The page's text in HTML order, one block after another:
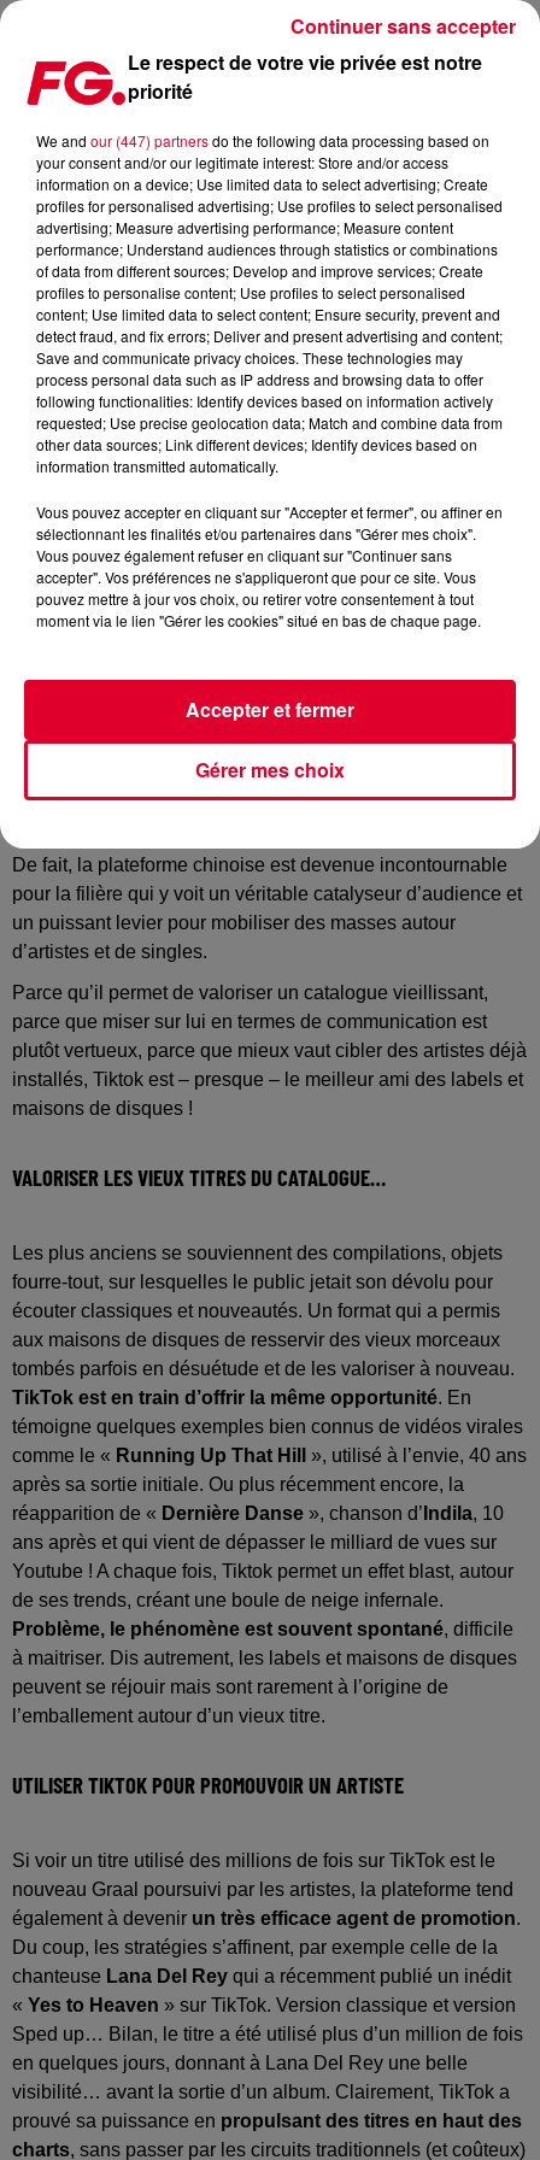
TIKTOK, MEILLEUR AMI DES GÉANTS DE LA MUSIQUE
Publié : 6 juin 2023 à 14h11 par Christophe HUBERT
Image d'illustration
Crédit :@ cottonbro studio
TikTok, meilleur ami des géants de la musique
Disons-le clairement, en 2023, vous avez autant de chances
d’être signés sur un gros label qui boycotte TikTok, que de
De fait, la plateforme chinoise est devenue incontournable
pour la filière qui y voit un véritable catalyseur d’audience et
un puissant levier pour mobiliser des masses autour
d’artistes et de singles.
Parce qu’il permet de valoriser un catalogue vieillissant,
parce que miser sur lui en termes de communication est
plutôt vertueux, parce que mieux vaut cibler des artistes déjà
installés, Tiktok est – presque – le meilleur ami des labels et
maisons de disques !
VALORISER LES VIEUX TITRES DU CATALOGUE…
Les plus anciens se souviennent des compilations, objets
fourre-tout, sur lesquelles le public jetait son dévolu pour
écouter classiques et nouveautés. Un format qui a permis
aux maisons de disques de resservir des vieux morceaux
tombés parfois en désuétude et de les valoriser à nouveau.
TikTok est en train d’offrir la même opportunité. En
témoigne quelques exemples bien connus de vidéos virales
comme le « Running Up That Hill », utilisé à l’envie, 40 ans
après sa sortie initiale. Ou plus récemment encore, la
réapparition de « Dernière Danse », chanson d’ Indila, 10
ans après et qui vient de dépasser le milliard de vues sur
Youtube ! A chaque fois, Tiktok permet un effet blast, autour
de ses trends, créant une boule de neige infernale.
Problème, le phénomène est souvent spontané, difficile
à maitriser. Dis autrement, les labels et maisons de disques
peuvent se réjouir mais sont rarement à l’origine de
l’emballement autour d’un vieux titre.
UTILISER TIKTOK POUR PROMOUVOIR UN ARTISTE
Si voir un titre utilisé des millions de fois sur TikTok est le
nouveau Graal poursuivi par les artistes, la plateforme tend
également à devenir un très efficace agent de promotion.
Du coup, les stratégies s’affinent, par exemple celle de la
chanteuse Lana Del Rey qui a récemment publié un inédit
« Yes to Heaven » sur TikTok. Version classique et version
Sped up… Bilan, le titre a été utilisé plus d’un million de fois
en quelques jours, donnant à Lana Del Rey une belle
visibilité… avant la sortie d’un album. Clairement, TikTok a
prouvé sa puissance en propulsant des titres en haut des
charts, sans passer par les circuits traditionnels (et coûteux)
Le respect de votre vie privée est notre
priorité
We and our (447) partnersdo the following data processing based on
your consent and/or our legitimate interest: Store and/or access
information on a device; Use limited data to select advertising; Create
profiles for personalised advertising; Use profiles to select personalised
advertising; Measure advertising performance; Measure content
performance; Understand audiences through statistics or combinations
of data from different sources; Develop and improve services; Create
profiles to personalise content; Use profiles to select personalised
content; Use limited data to select content; Ensure security, prevent and
detect fraud, and fix errors; Deliver and present advertising and content;
Save and communicate privacy choices. These technologies may
process personal data such as IP address and browsing data to offer
following functionalities: Identify devices based on information actively
requested; Use precise geolocation data; Match and combine data from
other data sources; Link different devices; Identify devices based on
information transmitted automatically.
Vous pouvez accepter en cliquant sur "Accepter et fermer", ou affiner en
sélectionnant les finalités et/ou partenaires dans "Gérer mes choix".
Vous pouvez également refuser en cliquant sur "Continuer sans
accepter". Vos préférences ne s'appliqueront que pour ce site. Vous
pouvez mettre à jour vos choix, ou retirer votre consentement à tout
moment via le lien "Gérer les cookies" situé en bas de chaque page.
Gérer mes choix
Accepter et fermer
Continuer sans accepter